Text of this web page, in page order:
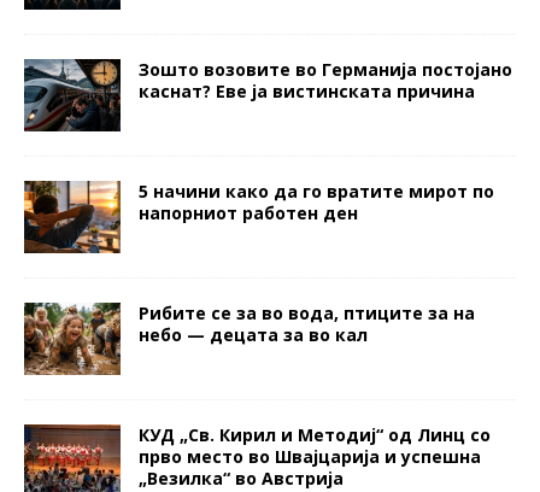
Зошто возовите во Германија постојано
каснат? Еве ја вистинската причина
5 начини како да го вратите мирот по
напорниот работен ден
Рибите се за во вода, птиците за на
небо — децата за во кал
КУД „Св. Кирил и Методиј“ од Линц со
прво место во Швајцарија и успешна
„Везилка“ во Австрија